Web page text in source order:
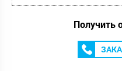
Получить